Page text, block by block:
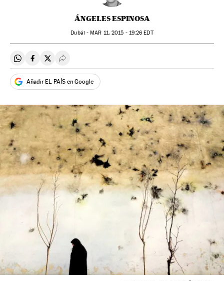
ÁNGELES ESPINOSA
Dubái -MAR 11, 2015 - 19:26 EDT
Compartir en Whatsapp
Compartir en Facebook
Compartir en Twitter
Desplegar Redes Sociales
Añadir EL PAÍS en Google